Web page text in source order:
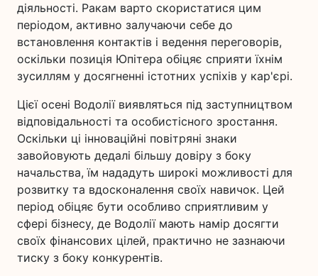
діяльності. Ракам варто скористатися цим
періодом, активно залучаючи себе до
встановлення контактів і ведення переговорів,
оскільки позиція Юпітера обіцяє сприяти їхнім
зусиллям у досягненні істотних успіхів у кар'єрі.
Цієї осені Водолії виявляться під заступництвом
відповідальності та особистісного зростання.
Оскільки ці інноваційні повітряні знаки
завойовують дедалі більшу довіру з боку
начальства, їм нададуть широкі можливості для
розвитку та вдосконалення своїх навичок. Цей
період обіцяє бути особливо сприятливим у
сфері бізнесу, де Водолії мають намір досягти
своїх фінансових цілей, практично не зазнаючи
тиску з боку конкурентів.